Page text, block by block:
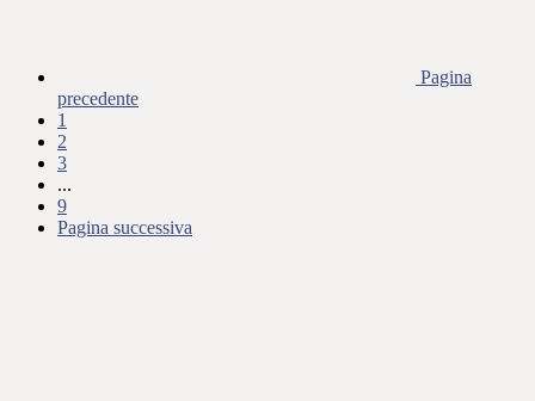
Pagina
precedente
1
2
3
...
9
Pagina successiva